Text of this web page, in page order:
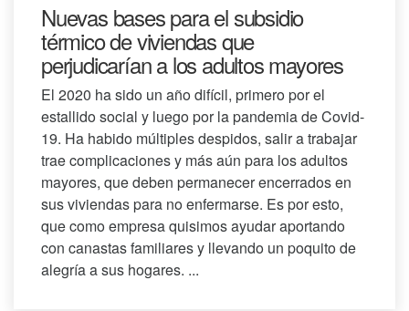
Nuevas bases para el subsidio
térmico de viviendas que
perjudicarían a los adultos mayores
El 2020 ha sido un año difícil, primero por el
estallido social y luego por la pandemia de Covid-
19. Ha habido múltiples despidos, salir a trabajar
trae complicaciones y más aún para los adultos
mayores, que deben permanecer encerrados en
sus viviendas para no enfermarse. Es por esto,
que como empresa quisimos ayudar aportando
con canastas familiares y llevando un poquito de
alegría a sus hogares. ...